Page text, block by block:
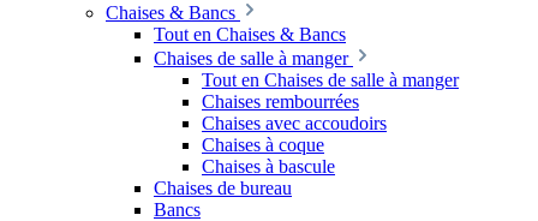
Chaises & Bancs
Tout en Chaises & Bancs
Chaises de salle à manger
Tout en Chaises de salle à manger
Chaises rembourrées
Chaises avec accoudoirs
Chaises à coque
Chaises à bascule
Chaises de bureau
Bancs